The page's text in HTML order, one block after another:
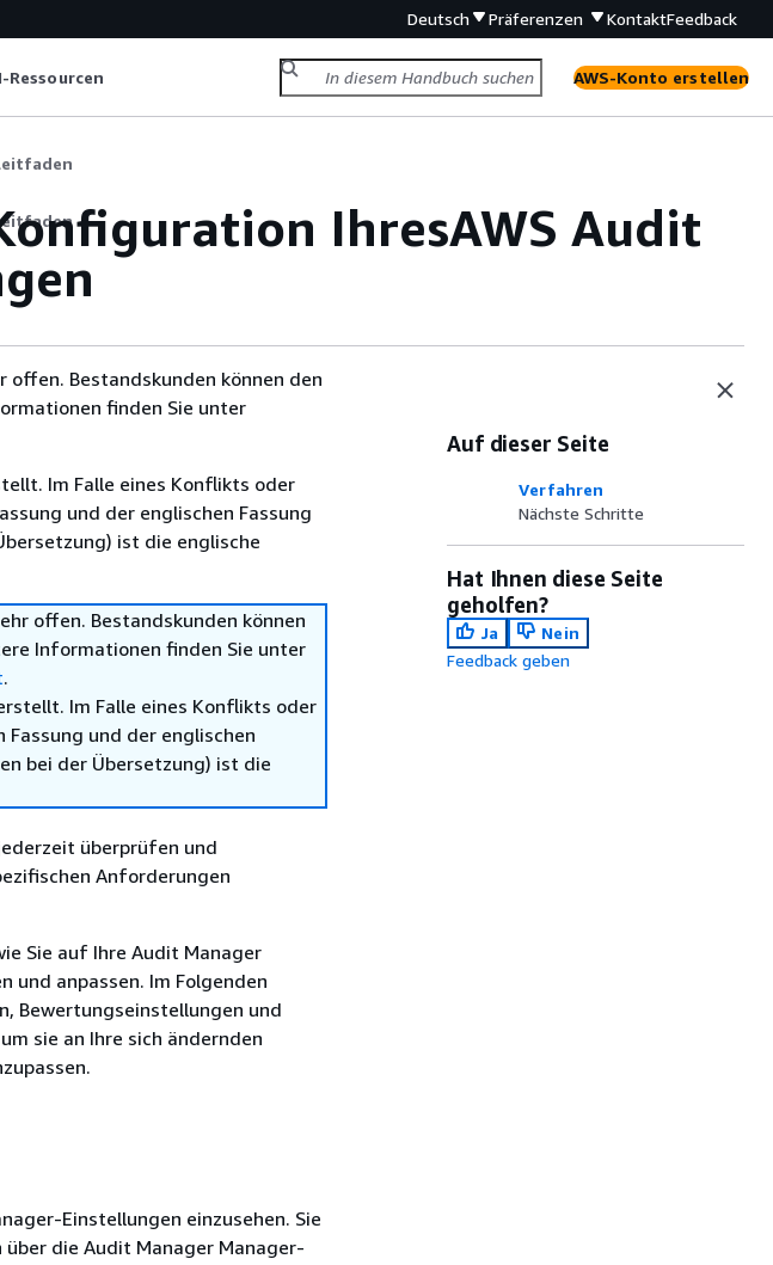
Deutsch Präferenzen KontaktFeedback
Ressourcen AWS-Konto erstellen
IhresAWS Audit
offen. Bestandskunden können den
finden Sie unter
Im Falle eines Konflikts oder
und der englischen Fassung
ist die englische
offen. Bestandskunden können
Informationen finden Sie unter
.
Im Falle eines Konflikts oder
und der englischen
bei der Übersetzung) ist die
überprüfen und
Anforderungen
Sie auf Ihre Audit Manager
und anpassen. Im Folgenden
Bewertungseinstellungen und
sie an Ihre sich ändernden
Einstellungen einzusehen. Sie
die Audit Manager Manager-
Auf dieser Seite
Verfahren
Nächste Schritte
Hat Ihnen diese Seite
geholfen?
Ja
Nein
Feedback geben